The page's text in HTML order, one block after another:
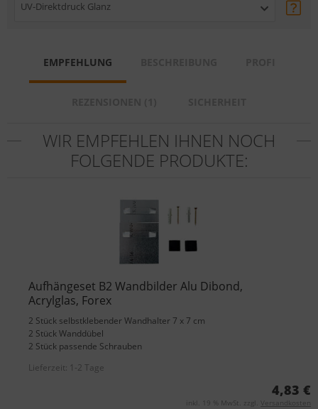
UV-Direktdruck Glanz
EMPFEHLUNG
WIR EMPFEHLEN IHNEN NOCH
FOLGENDE PRODUKTE:
Aufhängeset B2 Wandbilder Alu Dibond,
Acrylglas, Forex
2 Stück selbstklebender Wandhalter 7 x 7 cm
2 Stück Wanddübel
2 Stück passende Schrauben
Lieferzeit: 1-2 Tage
4,83 €
inkl. 19 % MwSt. zzgl. Versandkosten